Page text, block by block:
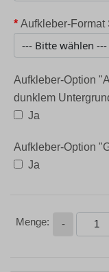
* Aufkleber-Format
Aufkleber-Option
dunklem
Ja
Aufkleber-Option
Ja
-